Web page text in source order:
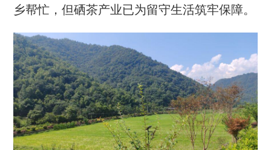
乡帮忙，但硒茶产业已为留守生活筑牢保障。